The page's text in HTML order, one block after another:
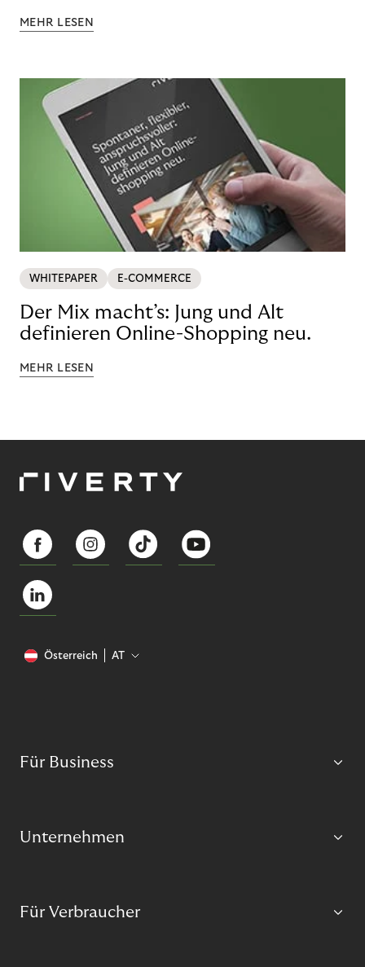
MEHR LESEN
WHITEPAPER E-COMMERCE
Der Mix macht’s: Jung und Alt
definieren Online-Shopping neu.
MEHR LESEN
Österreich AT
Für Business
Unternehmen
Für Verbraucher